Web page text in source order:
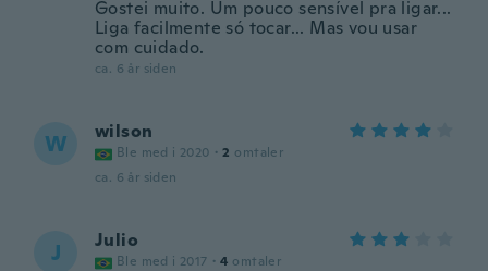
Gostei muito. Um pouco sensível pra ligar...
Liga facilmente só tocar... Mas vou usar
com cuidado.
ca. 6 år siden
W wilson
Ble med i 2020 · 2 omtaler
ca. 6 år siden
J Julio
Ble med i 2017 · 4 omtaler